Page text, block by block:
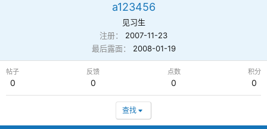
a123456
见习生
注册
2007-11-23
最后露面
2008-01-19
帖子
0
反馈
0
点数
0
积分
0
查找